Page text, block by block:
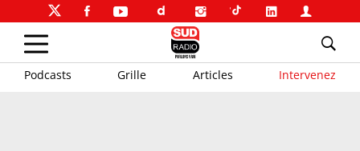
Podcasts Grille Articles Intervenez